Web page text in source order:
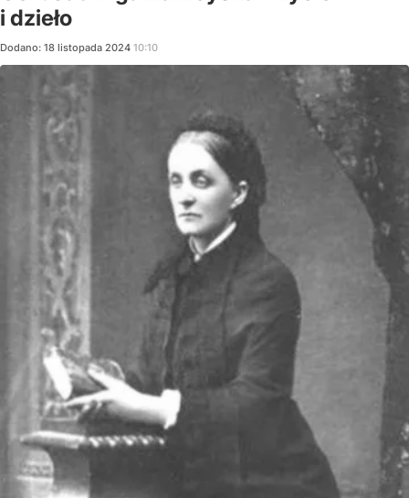
i dzieło
Dodano: 18 listopada 2024 10:10